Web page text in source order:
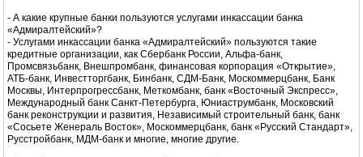
- А какие крупные банки пользуются услугами инкассации банка
«Адмиралтейский»?
- Услугами инкассации банка «Адмиралтейский» пользуются такие
кредитные организации, как Сбербанк России, Альфа-банк,
Промсвязьбанк, Внешпромбанк, финансовая корпорация «Открытие»,
АТБ-банк, Инвестторгбанк, Бинбанк, СДМ-Банк, Москоммерцбанк, Банк
Москвы, Интерпрогрессбанк, Меткомбанк, банк «Восточный Экспресс»,
Международный банк Санкт-Петербурга, Юниаструмбанк, Московский
банк реконструкции и развития, Независимый строительный банк, банк
«Сосьете Женераль Восток», Москоммерцбанк, банк «Русский Стандарт»,
Русстройбанк, МДМ-банк и многие, многие другие.